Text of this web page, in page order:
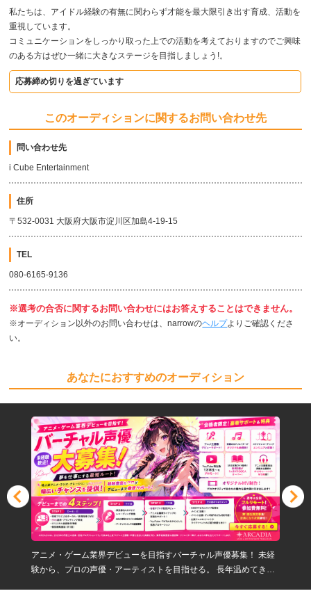
私たちは、アイドル経験の有無に関わらず才能を最大限引き出す育成、活動を
重視しています。
コミュニケーションをしっかり取った上での活動を考えておりますのでご興味
のある方はぜひ一緒に大きなステージを目指しましょう!。
応募締め切りを過ぎています
このオーディションに関するお問い合わせ先
問い合わせ先
i Cube Entertainment
住所
〒532-0031 大阪府大阪市淀川区加島4-19-15
TEL
080-6165-9136
※選考の合否に関するお問い合わせにはお答えすることはできません。
※オーディション以外のお問い合わせは、narrowのヘルプよりご確認くださ
い。
あなたにおすすめのオーディション
アニメ・ゲーム業界デビューを目指すバーチャル声優募集！ 未経
験から、プロの声優・アーティストを目指せる。 長年温めてきた